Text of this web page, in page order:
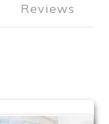
Reviews